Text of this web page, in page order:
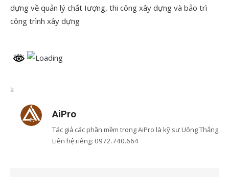
dựng về quản lý chất Iượng, thi công xây dựng và bảo trì
công trình xây dựng
AiPro
Tác giả các phần mềm trong AiPro là kỹ sư Uông Thắng
Liên hệ riêng: 0972.740.664